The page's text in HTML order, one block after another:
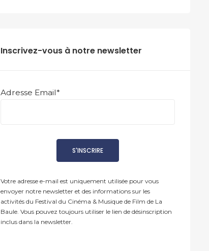
Inscrivez-vous à notre newsletter
Adresse Email*
Votre adresse e-mail est uniquement utilisée pour vous
envoyer notre newsletter et des informations sur les
activités du Festival du Cinéma & Musique de Film de La
Baule. Vous pouvez toujours utiliser le lien de désinscription
inclus dans la newsletter.